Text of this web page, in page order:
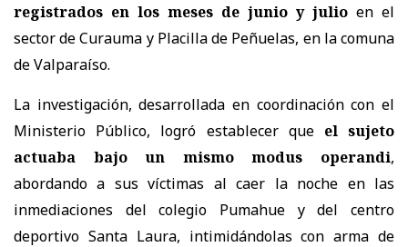
registrados en los meses de junio y julio en el
sector de Curauma y Placilla de Peñuelas, en la comuna
de Valparaíso.
La investigación, desarrollada en coordinación con el
Ministerio Público, logró establecer queel sujeto
actuaba bajo un mismo modus operandi,
abordando a sus víctimas al caer la noche en las
inmediaciones del colegio Pumahue y del centro
deportivo Santa Laura, intimidándolas con arma de